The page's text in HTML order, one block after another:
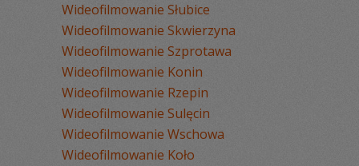
Wideofilmowanie Słubice
Wideofilmowanie Skwierzyna
Wideofilmowanie Szprotawa
Wideofilmowanie Konin
Wideofilmowanie Rzepin
Wideofilmowanie Sulęcin
Wideofilmowanie Wschowa
Wideofilmowanie Koło